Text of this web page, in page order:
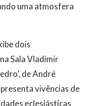
uma atmosfera
dois
Sala Vladimir
de André
vivências de
eclesiásticas